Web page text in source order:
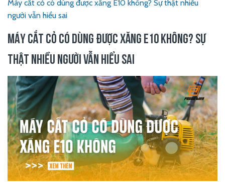
Máy cắt cỏ có dùng được xăng E10 không? Sự thật nhiều
người vẫn hiểu sai
MÁY CẮT CỎ CÓ DÙNG ĐƯỢC XĂNG E10 KHÔNG? SỰ
THẬT NHIỀU NGƯỜI VẪN HIỂU SAI